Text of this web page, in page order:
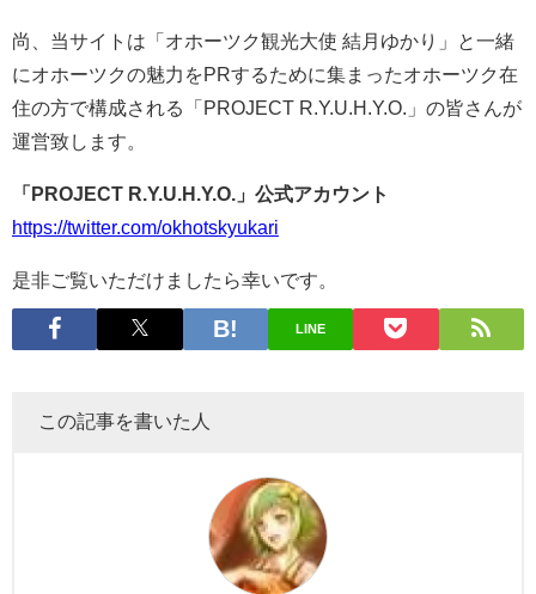
尚、当サイトは「オホーツク観光大使 結月ゆかり」と一緒
にオホーツクの魅力をPRするために集まったオホーツク在
住の方で構成される「PROJECT R.Y.U.H.Y.O.」の皆さんが
運営致します。
「PROJECT R.Y.U.H.Y.O.」公式アカウント
https://twitter.com/okhotskyukari
是非ご覧いただけましたら幸いです。
LINE
この記事を書いた人